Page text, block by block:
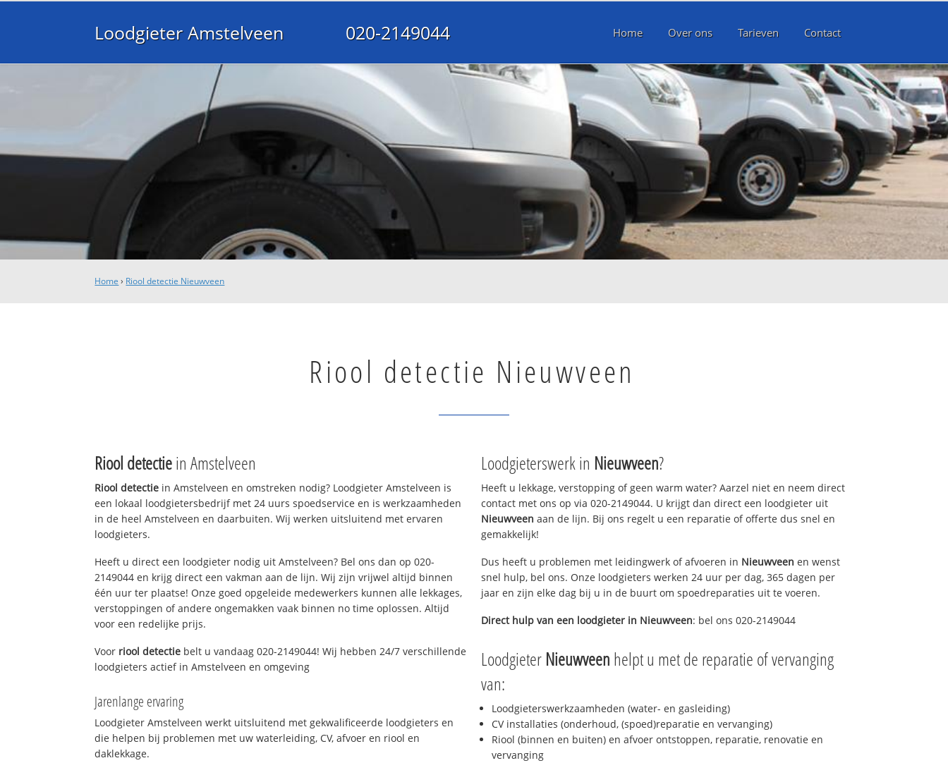
Loodgieter Amstelveen 020-2149044 Home Over ons Tarieven Contact
Home › Riool detectie Nieuwveen
Riool detectie Nieuwveen
Riool detectiein Amstelveen
Riool detectie in Amstelveen en omstreken nodig? Loodgieter Amstelveen is
een lokaal loodgietersbedrijf met 24 uurs spoedservice en is werkzaamheden
in de heel Amstelveen en daarbuiten. Wij werken uitsluitend met ervaren
loodgieters.
Heeft u direct een loodgieter nodig uit Amstelveen? Bel ons dan op 020-
2149044 en krijg direct een vakman aan de lijn. Wij zijn vrijwel altijd binnen
één uur ter plaatse! Onze goed opgeleide medewerkers kunnen alle lekkages,
verstoppingen of andere ongemakken vaak binnen no time oplossen. Altijd
voor een redelijke prijs.
Voor riool detectie belt u vandaag 020-2149044! Wij hebben 24/7 verschillende
loodgieters actief in Amstelveen en omgeving
Jarenlange ervaring
Loodgieter Amstelveen werkt uitsluitend met gekwalificeerde loodgieters en
die helpen bij problemen met uw waterleiding, CV, afvoer en riool en
daklekkage.
Loodgieterswerk in Nieuwveen?
Heeft u lekkage, verstopping of geen warm water? Aarzel niet en neem direct
contact met ons op via 020-2149044. U krijgt dan direct een loodgieter uit
Nieuwveen aan de lijn. Bij ons regelt u een reparatie of offerte dus snel en
gemakkelijk!
Dus heeft u problemen met leidingwerk of afvoeren in Nieuwveen en wenst
snel hulp, bel ons. Onze loodgieters werken 24 uur per dag, 365 dagen per
jaar en zijn elke dag bij u in de buurt om spoedreparaties uit te voeren.
Direct hulp van een loodgieter in Nieuwveen: bel ons 020-2149044
Loodgieter Nieuwveen helpt u met de reparatie of vervanging
van:
Loodgieterswerkzaamheden (water- en gasleiding)
CV installaties (onderhoud, (spoed)reparatie en vervanging)
Riool (binnen en buiten) en afvoer ontstoppen, reparatie, renovatie en
vervanging